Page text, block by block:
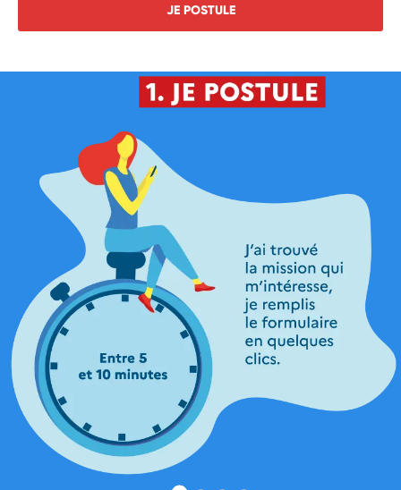
JE POSTULE